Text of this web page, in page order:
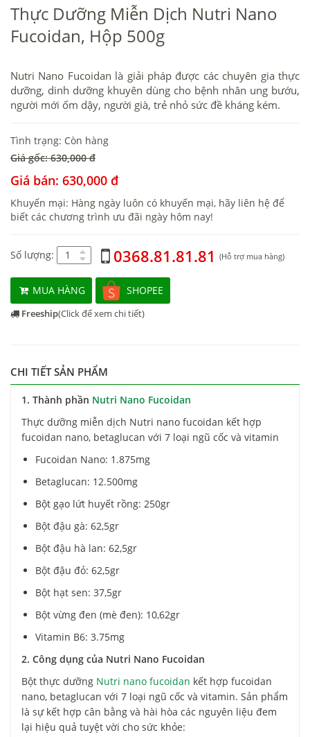
Thực Dưỡng Miễn Dịch Nutri Nano
Fucoidan, Hộp 500g
Nutri Nano Fucoidan là giải pháp được các chuyên gia thực
dưỡng, dinh dưỡng khuyên dùng cho bệnh nhân ung bướu,
người mới ốm dậy, người già, trẻ nhỏ sức đề kháng kém.
Tình trạng: Còn hàng
Giá gốc: 630,000 đ
Giá bán: 630,000 đ
Khuyến mại: Hàng ngày luôn có khuyến mại, hãy liên hệ để
biết các chương trình ưu đãi ngày hôm nay!
Số lượng: 0368.81.81.81 (Hỗ trợ mua hàng)
MUA HÀNG SHOPEE
Freeship(Click để xem chi tiết)
CHI TIẾT SẢN PHẨM
1. Thành phần Nutri Nano Fucoidan
Thực dưỡng miễn dịch Nutri nano fucoidan kết hợp
fucoidan nano, betaglucan với 7 loại ngũ cốc và vitamin
Fucoidan Nano: 1.875mg
Betaglucan: 12.500mg
Bột gạo lứt huyết rồng: 250gr
Bột đậu gà: 62,5gr
Bột đậu hà lan: 62,5gr
Bột đậu đỏ: 62,5gr
Bột hạt sen: 37,5gr
Bột vừng đen (mè đen): 10,62gr
Vitamin B6: 3.75mg
2. Công dụng của Nutri Nano Fucoidan
Bột thực dưỡng Nutri nano fucoidan kết hợp fucoidan
nano, betaglucan với 7 loại ngũ cốc và vitamin. Sản phẩm
là sự kết hợp cân bằng và hài hòa các nguyên liệu đem
lại hiệu quả tuyệt vời cho sức khỏe: